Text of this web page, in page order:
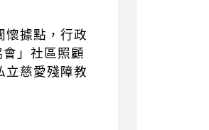
懷據點，行政
」社區照顧
立慈愛殘障教